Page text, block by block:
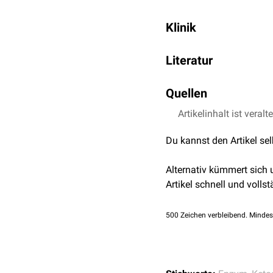
abhängig Acetoacetat
spontan zu
Klinik
decarboxylieren können.
Literatur
Quellen
GeneCards –BDH1
Artikelinhalt ist
Du kannst den Artikel
Alternativ kümmert sich
Artikel schnell und
500 Zeichen verbleibend.